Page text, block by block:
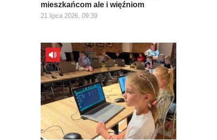
mieszkańcom ale i więźniom
21 lipca 2026, 09:39